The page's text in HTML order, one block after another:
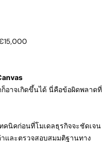
อาจเกิดขึ้นได้ นี่คือข้อผิดพลาดที่
คนิคก่อนที่โมเดลธุรกิจจะชัดเจน
และตรวจสอบสมมติฐานทาง